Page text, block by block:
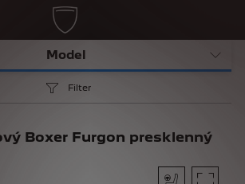
Model
Filter
Boxer Furgon presklenný